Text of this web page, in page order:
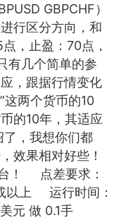
的一
一单
下 历
GBPCHF）
行区分方向，和
，止盈：70点，
有几个简单的参
，跟据行情变化
这两个货币的10
的10年，其适应
，我想你们都
效果相对好些！
！ 点差要求：
以上 运行时间：
元 做 0.1手